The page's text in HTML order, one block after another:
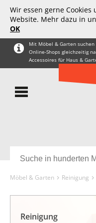
Wir essen gerne
Website. Mehr dazu in
OK
Mit Möbel & Garten
Online-Shops gleichzeitig
Accessoires für Haus &
Möbel & Garten Reinigung
Reinigung